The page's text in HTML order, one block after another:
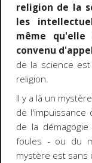
religion de la
les
même
convenu
de la science
religion.
Il y a là un
de
de la
foules - ou du
mystère est sans